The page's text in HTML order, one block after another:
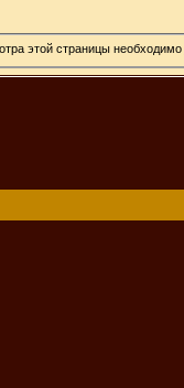
этой страницы необходимо